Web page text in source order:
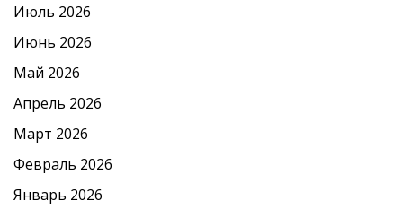
Июль 2026
Июнь 2026
Май 2026
Апрель 2026
Март 2026
Февраль 2026
Январь 2026